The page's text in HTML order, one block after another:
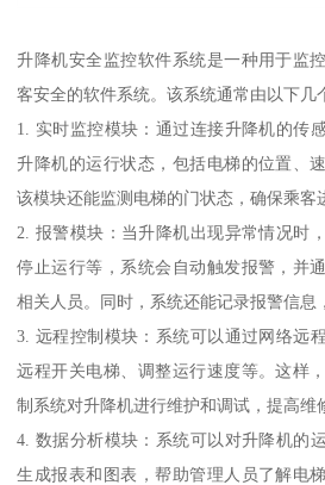
升降机安全监控软件系统是一种用于监
客安全的软件系统。该系统通常由以下几
1. 实时监控模块：通过连接升降机的传
升降机的运行状态，包括电梯的位置、
该模块还能监测电梯的门状态，确保乘客
2. 报警模块：当升降机出现异常情况时
停止运行等，系统会自动触发报警，并
相关人员。同时，系统还能记录报警信息
3. 远程控制模块：系统可以通过网络远
远程开关电梯、调整运行速度等。这样
制系统对升降机进行维护和调试，提高维
4. 数据分析模块：系统可以对升降机的
生成报表和图表，帮助管理人员了解电